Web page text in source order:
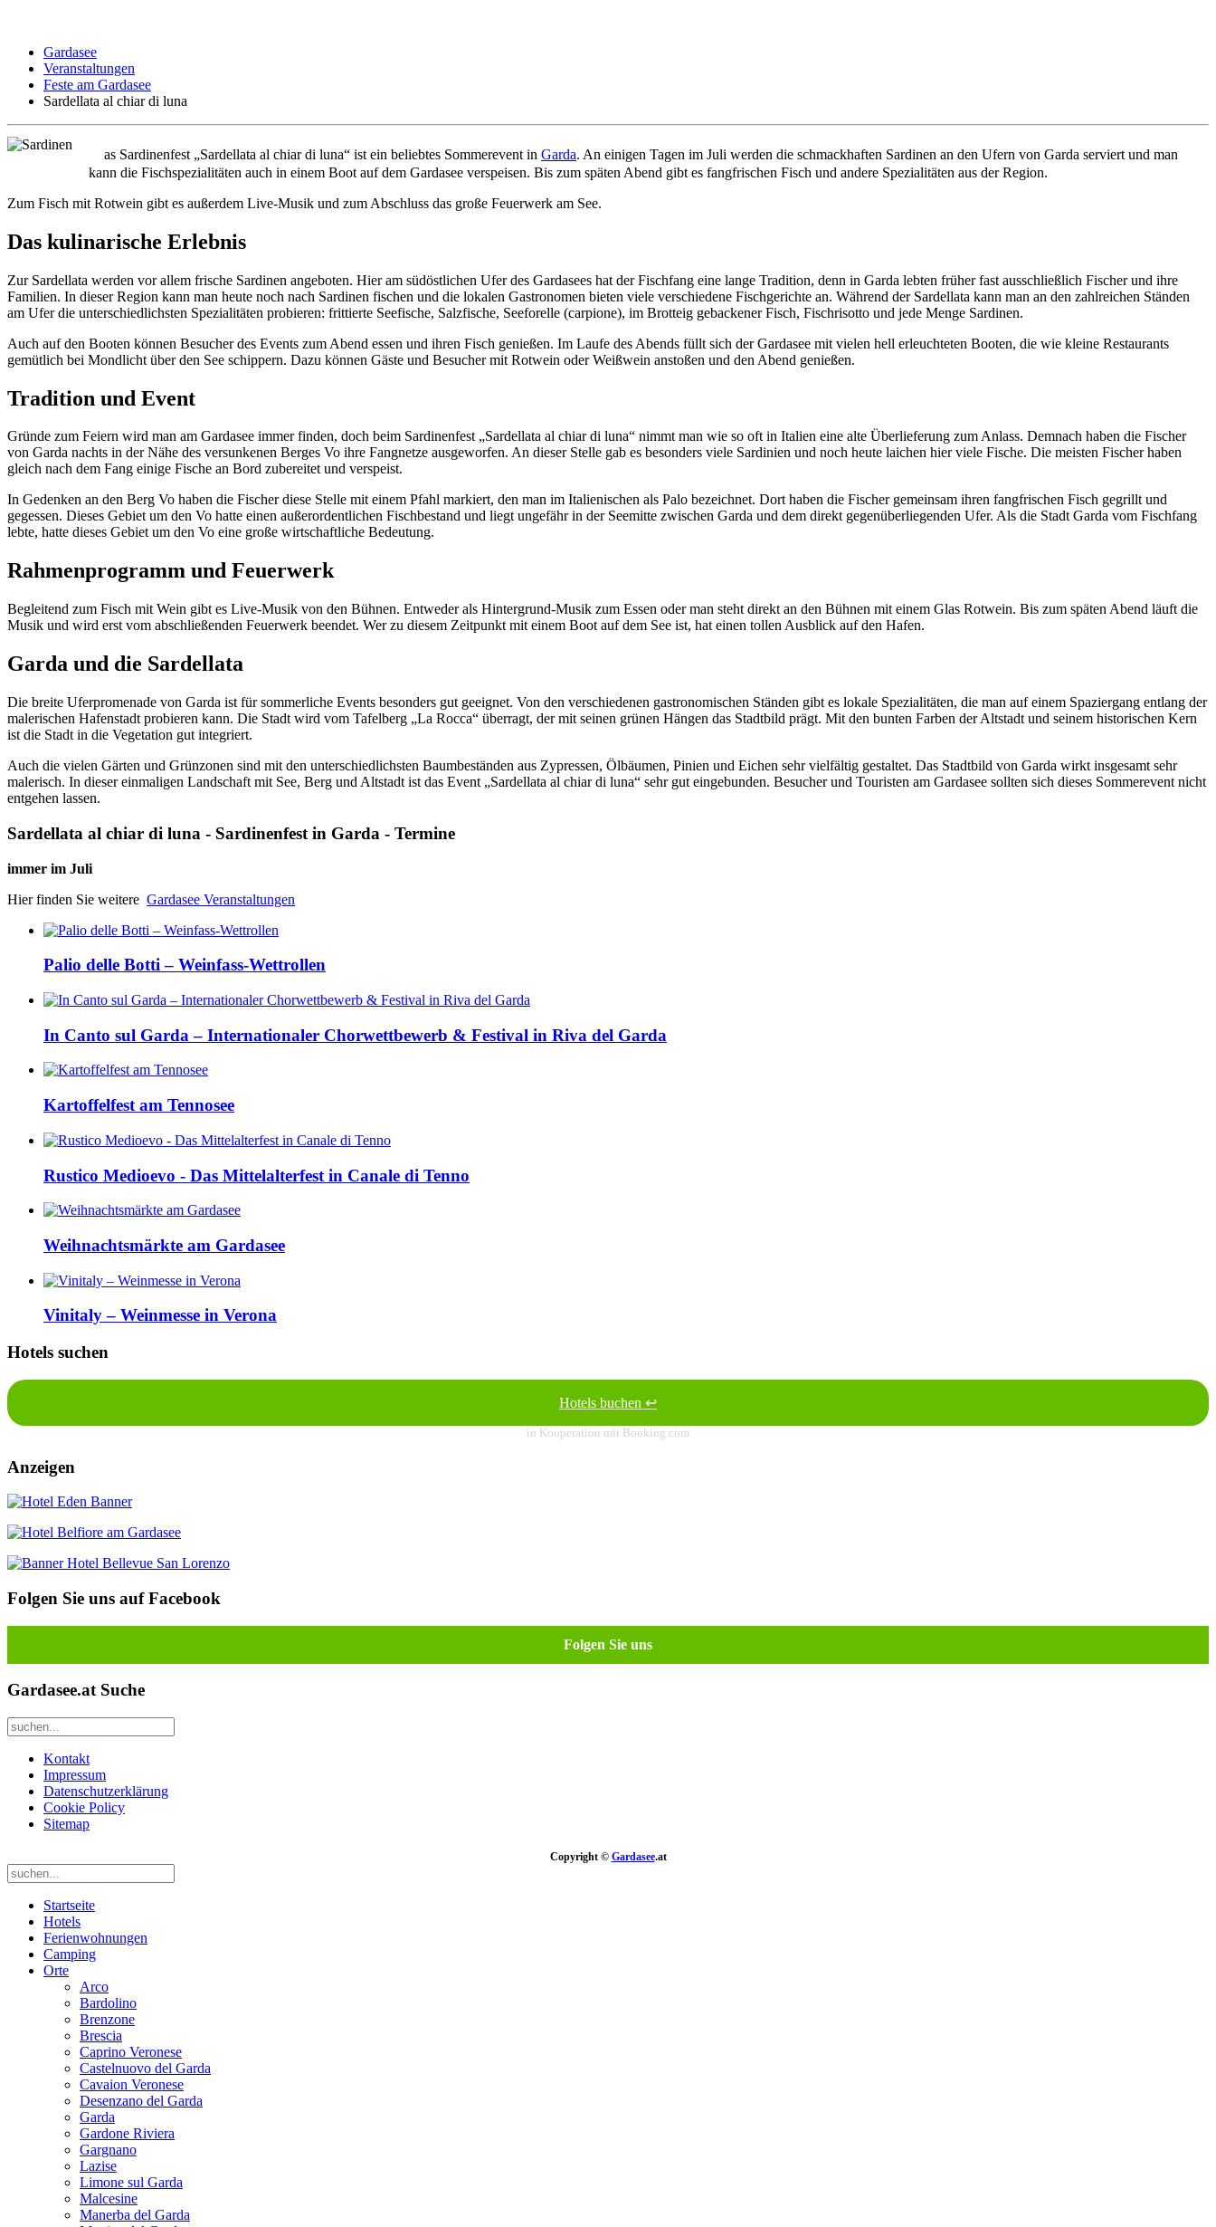
Gardasee
Veranstaltungen
Feste am Gardasee
Sardellata al chiar di luna
as Sardinenfest „Sardellata al chiar di luna“ ist ein beliebtes Sommerevent in Garda. An einigen Tagen im Juli werden die schmackhaften Sardinen an den Ufern von Garda serviert und man
kann die Fischspezialitäten auch in einem Boot auf dem Gardasee verspeisen. Bis zum späten Abend gibt es fangfrischen Fisch und andere Spezialitäten aus der Region.
Zum Fisch mit Rotwein gibt es außerdem Live-Musik und zum Abschluss das große Feuerwerk am See.
Das kulinarische Erlebnis
Zur Sardellata werden vor allem frische Sardinen angeboten. Hier am südöstlichen Ufer des Gardasees hat der Fischfang eine lange Tradition, denn in Garda lebten früher fast ausschließlich Fischer und ihre
Familien. In dieser Region kann man heute noch nach Sardinen fischen und die lokalen Gastronomen bieten viele verschiedene Fischgerichte an. Während der Sardellata kann man an den zahlreichen Ständen
am Ufer die unterschiedlichsten Spezialitäten probieren: frittierte Seefische, Salzfische, Seeforelle (carpione), im Brotteig gebackener Fisch, Fischrisotto und jede Menge Sardinen.
Auch auf den Booten können Besucher des Events zum Abend essen und ihren Fisch genießen. Im Laufe des Abends füllt sich der Gardasee mit vielen hell erleuchteten Booten, die wie kleine Restaurants
gemütlich bei Mondlicht über den See schippern. Dazu können Gäste und Besucher mit Rotwein oder Weißwein anstoßen und den Abend genießen.
Tradition und Event
Gründe zum Feiern wird man am Gardasee immer finden, doch beim Sardinenfest „Sardellata al chiar di luna“ nimmt man wie so oft in Italien eine alte Überlieferung zum Anlass. Demnach haben die Fischer
von Garda nachts in der Nähe des versunkenen Berges Vo ihre Fangnetze ausgeworfen. An dieser Stelle gab es besonders viele Sardinien und noch heute laichen hier viele Fische. Die meisten Fischer haben
gleich nach dem Fang einige Fische an Bord zubereitet und verspeist.
In Gedenken an den Berg Vo haben die Fischer diese Stelle mit einem Pfahl markiert, den man im Italienischen als Palo bezeichnet. Dort haben die Fischer gemeinsam ihren fangfrischen Fisch gegrillt und
gegessen. Dieses Gebiet um den Vo hatte einen außerordentlichen Fischbestand und liegt ungefähr in der Seemitte zwischen Garda und dem direkt gegenüberliegenden Ufer. Als die Stadt Garda vom Fischfang
lebte, hatte dieses Gebiet um den Vo eine große wirtschaftliche Bedeutung.
Rahmenprogramm und Feuerwerk
Begleitend zum Fisch mit Wein gibt es Live-Musik von den Bühnen. Entweder als Hintergrund-Musik zum Essen oder man steht direkt an den Bühnen mit einem Glas Rotwein. Bis zum späten Abend läuft die
Musik und wird erst vom abschließenden Feuerwerk beendet. Wer zu diesem Zeitpunkt mit einem Boot auf dem See ist, hat einen tollen Ausblick auf den Hafen.
Garda und die Sardellata
Die breite Uferpromenade von Garda ist für sommerliche Events besonders gut geeignet. Von den verschiedenen gastronomischen Ständen gibt es lokale Spezialitäten, die man auf einem Spaziergang entlang der
malerischen Hafenstadt probieren kann. Die Stadt wird vom Tafelberg „La Rocca“ überragt, der mit seinen grünen Hängen das Stadtbild prägt. Mit den bunten Farben der Altstadt und seinem historischen Kern
ist die Stadt in die Vegetation gut integriert.
Auch die vielen Gärten und Grünzonen sind mit den unterschiedlichsten Baumbeständen aus Zypressen, Ölbäumen, Pinien und Eichen sehr vielfältig gestaltet. Das Stadtbild von Garda wirkt insgesamt sehr
malerisch. In dieser einmaligen Landschaft mit See, Berg und Altstadt ist das Event „Sardellata al chiar di luna“ sehr gut eingebunden. Besucher und Touristen am Gardasee sollten sich dieses Sommerevent nicht
entgehen lassen.
Sardellata al chiar di luna - Sardinenfest in Garda - Termine
immer im Juli
Hier finden Sie weitere Gardasee Veranstaltungen
Palio delle Botti – Weinfass-Wettrollen
In Canto sul Garda – Internationaler Chorwettbewerb & Festival in Riva del Garda
Kartoffelfest am Tennosee
Rustico Medioevo - Das Mittelalterfest in Canale di Tenno
Weihnachtsmärkte am Gardasee
Vinitaly – Weinmesse in Verona
Hotels suchen
Hotels buchen ↩
in Kooperation mit Booking.com
Anzeigen
Folgen Sie uns auf Facebook
Folgen Sie uns
Gardasee.at Suche
Kontakt
Impressum
Datenschutzerklärung
Cookie Policy
Sitemap
Copyright © Gardasee.at
Startseite
Hotels
Ferienwohnungen
Camping
Orte
Arco
Bardolino
Brenzone
Brescia
Caprino Veronese
Castelnuovo del Garda
Cavaion Veronese
Desenzano del Garda
Garda
Gardone Riviera
Gargnano
Lazise
Limone sul Garda
Malcesine
Manerba del Garda